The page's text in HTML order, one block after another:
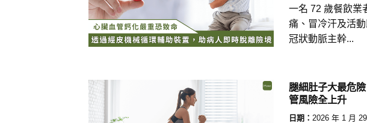
一名 72 歲餐飲業
痛、冒冷汗及活
冠狀動脈主幹...
腿細肚子大最危
管風險全上升
日期： 2026 年 1 月